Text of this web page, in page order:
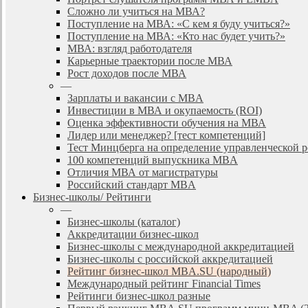
Сложно ли учиться на МВА?
Поступление на МВА: «С кем я буду учиться?»
Поступление на МВА: «Кто нас будет учить?»
МВА: взгляд работодателя
Карьерные траектории после МВА
Рост доходов после МВА
—
Зарплаты и вакансии с MBA
Инвестиции в МВА и окупаемость (ROI)
Оценка эффективности обучения на МВА
Лидер или менеджер? [тест компетенций]
Тест Минцберга на определение управленческой
100 компетенций выпускника MBA
Отличия МВА от магистратуры
Российский стандарт MBA
Бизнес-школы/ Рейтинги
—
Бизнес-школы (каталог)
Аккредитации бизнес-школ
Бизнес-школы с международной аккредитацией
Бизнес-школы с российской аккредитацией
Рейтинг бизнес-школ MBA.SU (народный)
Международный рейтинг Financial Times
Рейтинги бизнес-школ разные